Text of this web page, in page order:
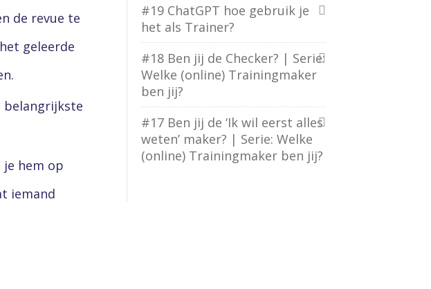
de revue te
geleerde
belangrijkste
hem op
iemand
#19 ChatGPT hoe gebruik je
het als Trainer?
#18 Ben jij de Checker? | Serie:
Welke (online) Trainingmaker
ben jij?
#17 Ben jij de ‘Ik wil eerst alles
weten’ maker? | Serie: Welke
(online) Trainingmaker ben jij?